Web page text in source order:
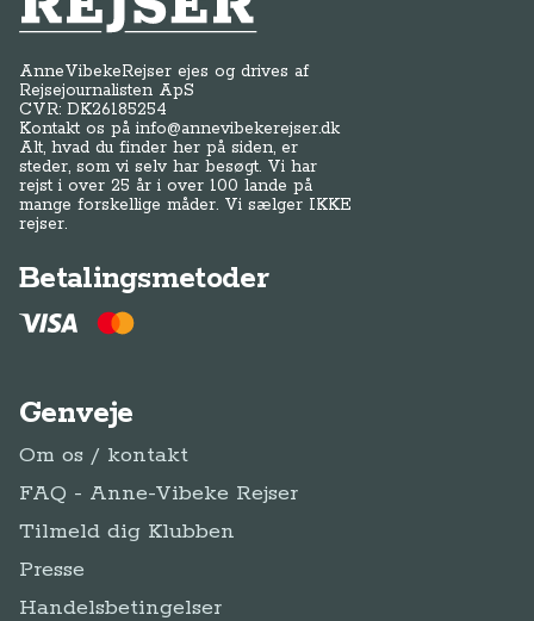
AnneVibekeRejser ejes og drives af
Rejsejournalisten ApS
CVR: DK26185254
Kontakt os påinfo@annevibekerejser.dk
Alt, hvad du finder her på siden, er
steder, som vi selv har besøgt. Vi har
rejst i over 25 år i over 100 lande på
mange forskellige måder. Vi sælger IKKE
rejser.
Betalingsmetoder
Genveje
Om os / kontakt
FAQ - Anne-Vibeke Rejser
Tilmeld dig Klubben
Presse
Handelsbetingelser